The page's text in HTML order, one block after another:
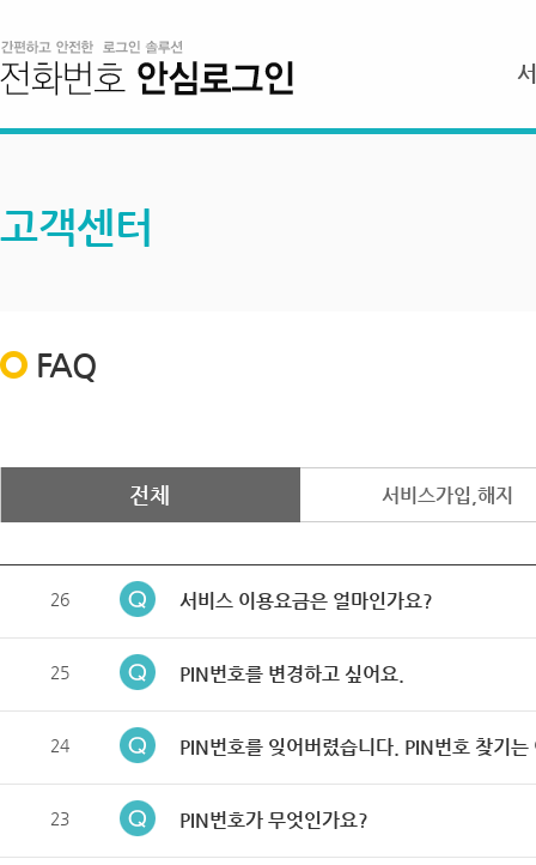
고객센터
FAQ
전체 서비스가입,해지
26 서비스 이용요금은 얼마인가요?
25 PIN번호를 변경하고 싶어요.
24 PIN번호를 잊어버렸습니다. PIN번호 찾기는
23 PIN번호가 무엇인가요?